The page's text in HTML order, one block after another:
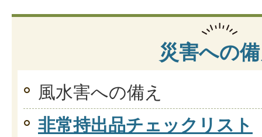
災害への
風水害への備え
非常持出品チェックリスト